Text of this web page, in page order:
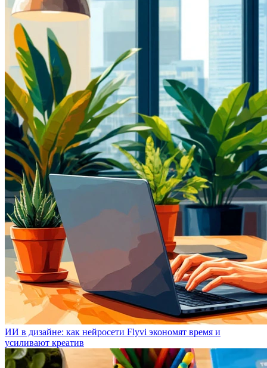
ИИ в дизайне: как нейросети Flyvi экономят время и
усиливают креатив